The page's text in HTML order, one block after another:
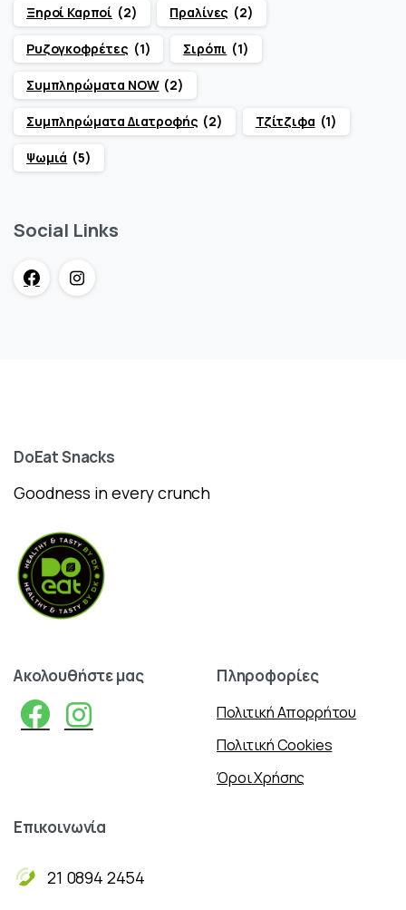
Ξηροί Καρποί (2) Πραλίνες (2)
Ρυζογκοφρέτες (1) Σιρόπι (1)
Συμπληρώματα NOW (2)
Συμπληρώματα Διατροφής (2) Τζίτζιφα (1)
Ψωμιά (5)
Social Links
DoEatSnacks
Goodness in every crunch
Ακολουθήστεμας Πληροφορίες
Πολιτική Απορρήτου
Πολιτική Cookies
Όροι Χρήσης
Επικοινωνία
21 0894 2454